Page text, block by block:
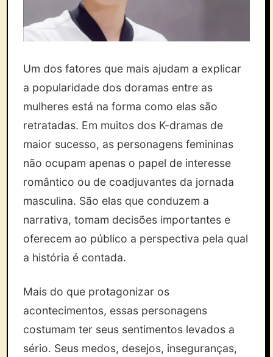
Um dos fatores que mais ajudam a explicar
a popularidade dos doramas entre as
mulheres está na forma como elas são
retratadas. Em muitos dos K-dramas de
maior sucesso, as personagens femininas
não ocupam apenas o papel de interesse
romântico ou de coadjuvantes da jornada
masculina. São elas que conduzem a
narrativa, tomam decisões importantes e
oferecem ao público a perspectiva pela qual
a história é contada.
Mais do que protagonizar os
acontecimentos, essas personagens
costumam ter seus sentimentos levados a
sério. Seus medos, desejos, inseguranças,